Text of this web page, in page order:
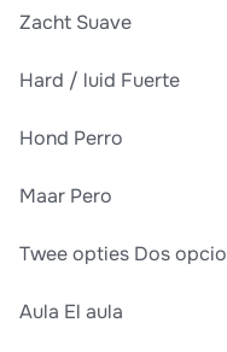
Zacht Suave
Hard / luid Fuerte
Hond Perro
Maar Pero
Twee opties Dos
Aula El aula